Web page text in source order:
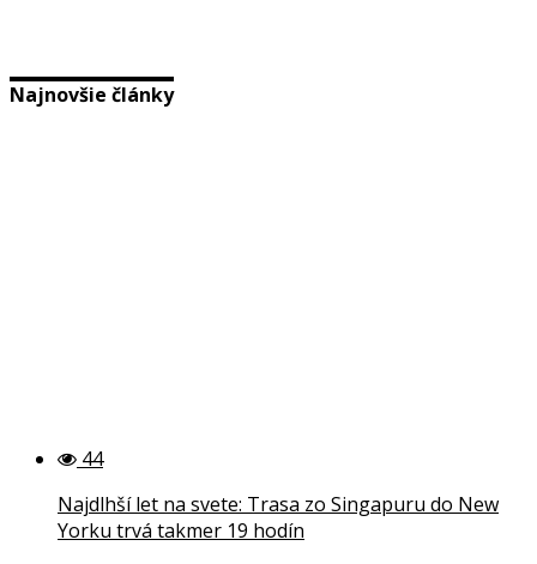
Najnovšie články
44
Najdlhší let na svete: Trasa zo Singapuru do New
Yorku trvá takmer 19 hodín